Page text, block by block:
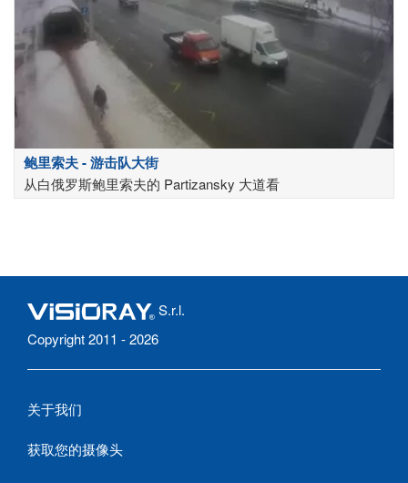
鲍里索夫 - 游击队大街
从白俄罗斯鲍里索夫的 Partizansky 大道看
S.r.l.
Copyright 2011 - 2026
关于我们
获取您的摄像头